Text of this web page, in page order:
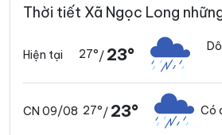
Thời tiết Xã Ngọc Long
Hiện tại 27°/ 23°
CN 09/08 27°/ 23° Có